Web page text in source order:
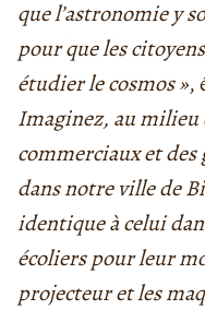
que l’astronomie y
pour que les
étudier le cosmos »,
Imaginez, au milieu
commerciaux et
dans notre ville de
identique à celui
écoliers pour leur
projecteur et les